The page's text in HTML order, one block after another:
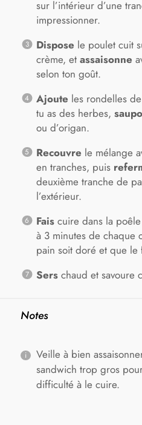
sur l’intérieur d’une
impressionner.
Dispose le poulet cuit
crème, et assaisonne
selon ton goût.
Ajoute les rondelles
tu as des herbes,
ou d’origan.
Recouvre le mélange
en tranches, puis
deuxième tranche de
l’extérieur.
Faiscuire dans la
à 3 minutes de chaque
pain soit doré et que le
Serschaud et savoure
Notes
Veille à bien
sandwich trop gros
difficulté à le cuire.